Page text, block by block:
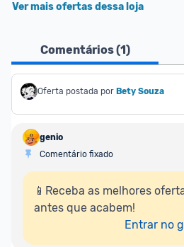
Ver mais ofertas dessa loja
Comentários (1)
Oferta postada por Bety Souza
genio
Comentário fixado
📱Receba as melhores
antes que acabem!
Entrar no